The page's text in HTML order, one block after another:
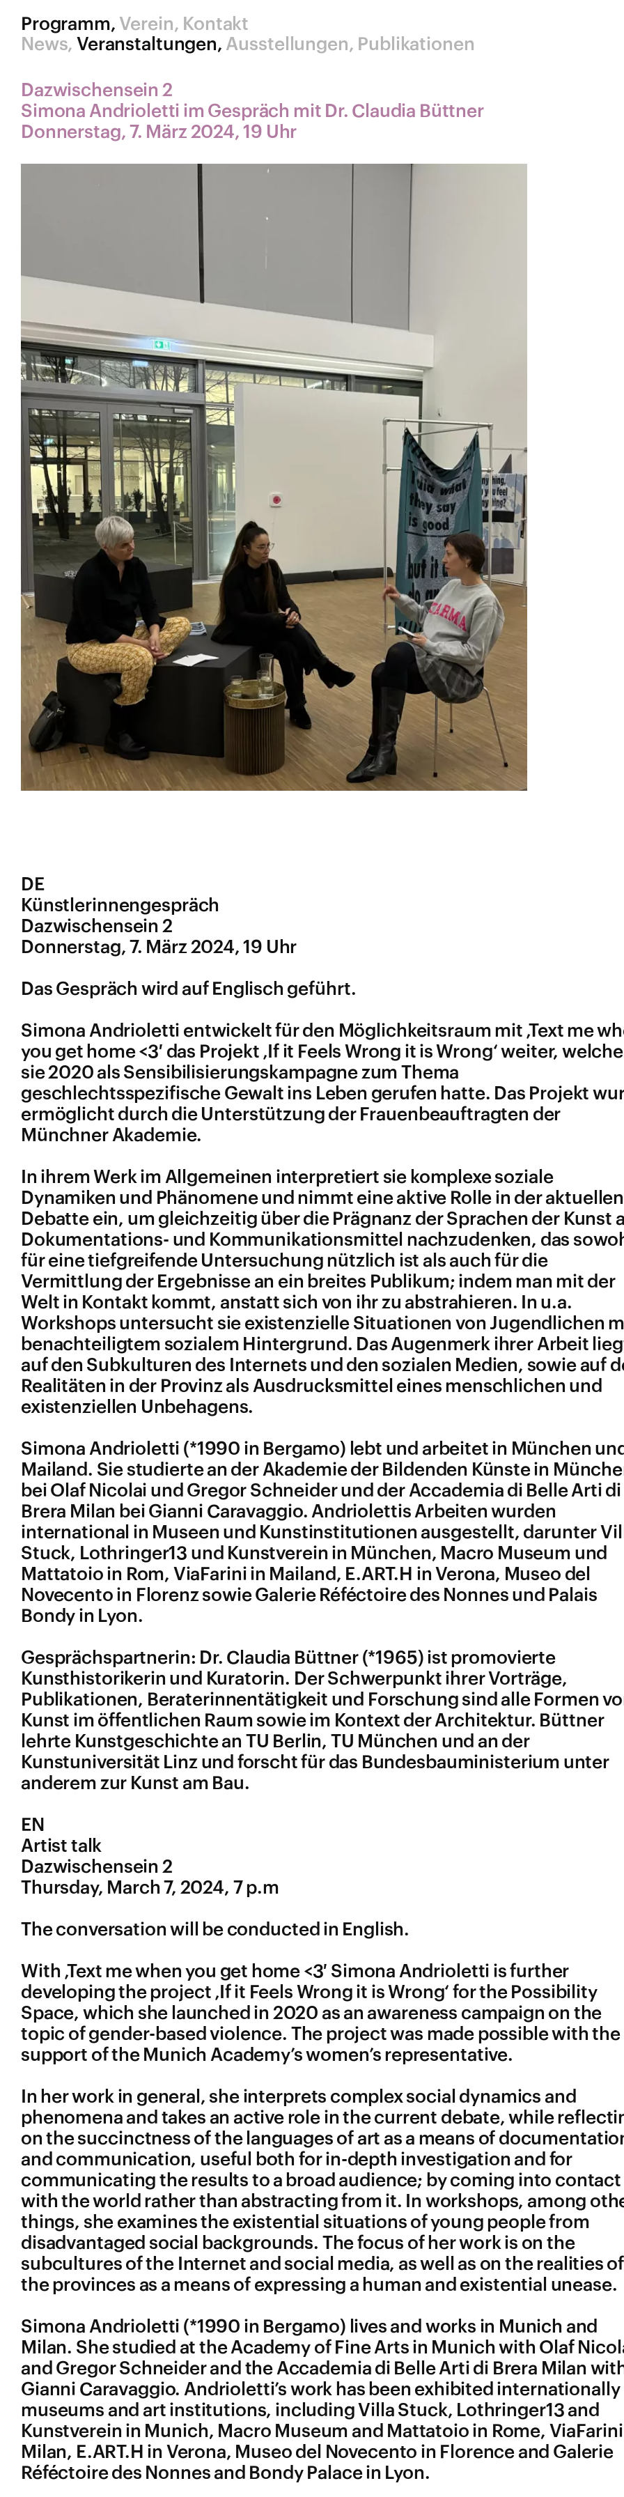
Programm
News Veranstaltungen Ausstellungen Publikationen
Verein Kontakt
Dazwischensein 2
Simona Andrioletti im Gespräch mit Dr. Claudia Büttner
Donnerstag, 7. März 2024, 19 Uhr
DE
Künstlerinnengespräch
Dazwischensein 2
Donnerstag, 7. März 2024, 19 Uhr
Das Gespräch wird auf Englisch geführt.
Simona Andrioletti entwickelt für den Möglichkeitsraum mit ‚Text me
you get home <3′ das Projekt ‚If it Feels Wrong it is Wrong‘ weiter,
sie 2020 als Sensibilisierungskampagne zum Thema
geschlechtsspezifische Gewalt ins Leben gerufen hatte. Das Projekt
ermöglicht durch die Unterstützung der Frauenbeauftragten der
Münchner Akademie.
In ihrem Werk im Allgemeinen interpretiert sie komplexe soziale
Dynamiken und Phänomene und nimmt eine aktive Rolle in der aktuellen
Debatte ein, um gleichzeitig über die Prägnanz der Sprachen der Kunst
Dokumentations- und Kommunikationsmittel nachzudenken, das
für eine tiefgreifende Untersuchung nützlich ist als auch für die
Vermittlung der Ergebnisse an ein breites Publikum; indem man mit der
Welt in Kontakt kommt, anstatt sich von ihr zu abstrahieren. In u.a.
Workshops untersucht sie existenzielle Situationen von Jugendlichen
benachteiligtem sozialem Hintergrund. Das Augenmerk ihrer Arbeit
auf den Subkulturen des Internets und den sozialen Medien, sowie auf
Realitäten in der Provinz als Ausdrucksmittel eines menschlichen und
existenziellen Unbehagens.
Simona Andrioletti (*1990 in Bergamo) lebt und arbeitet in München
Mailand. Sie studierte an der Akademie der Bildenden Künste in
bei Olaf Nicolai und Gregor Schneider und der Accademia di Belle Arti di
Brera Milan bei Gianni Caravaggio. Andriolettis Arbeiten wurden
international in Museen und Kunstinstitutionen ausgestellt, darunter
Stuck, Lothringer13 und Kunstverein in München, Macro Museum und
Mattatoio in Rom, ViaFarini in Mailand, E.ART.H in Verona, Museo del
Novecento in Florenz sowie Galerie Réféctoire des Nonnes und Palais
Bondy in Lyon.
Gesprächspartnerin: Dr. Claudia Büttner (*1965) ist promovierte
Kunsthistorikerin und Kuratorin. Der Schwerpunkt ihrer Vorträge,
Publikationen, Beraterinnentätigkeit und Forschung sind alle Formen
Kunst im öffentlichen Raum sowie im Kontext der Architektur. Büttner
lehrte Kunstgeschichte an TU Berlin, TU München und an der
Kunstuniversität Linz und forscht für das Bundesbauministerium unter
anderem zur Kunst am Bau.
EN
Artist talk
Dazwischensein 2
Thursday, March 7, 2024, 7 p.m
The conversation will be conducted in English.
With ‚Text me when you get home <3′ Simona Andrioletti is further
developing the project ‚If it Feels Wrong it is Wrong‘ for the Possibility
Space, which she launched in 2020 as an awareness campaign on the
topic of gender-based violence. The project was made possible with the
support of the Munich Academy’s women’s representative.
In her work in general, she interprets complex social dynamics and
phenomena and takes an active role in the current debate, while
on the succinctness of the languages of art as a means of
and communication, useful both for in-depth investigation and for
communicating the results to a broad audience; by coming into contact
with the world rather than abstracting from it. In workshops, among
things, she examines the existential situations of young people from
disadvantaged social backgrounds. The focus of her work is on the
subcultures of the Internet and social media, as well as on the realities of
the provinces as a means of expressing a human and existential unease.
Simona Andrioletti (*1990 in Bergamo) lives and works in Munich and
Milan. She studied at the Academy of Fine Arts in Munich with Olaf
and Gregor Schneider and the Accademia di Belle Arti di Brera Milan
Gianni Caravaggio. Andrioletti’s work has been exhibited internationally
museums and art institutions, including Villa Stuck, Lothringer13 and
Kunstverein in Munich, Macro Museum and Mattatoio in Rome,
Milan, E.ART.H in Verona, Museo del Novecento in Florence and Galerie
Réféctoire des Nonnes and Bondy Palace in Lyon.